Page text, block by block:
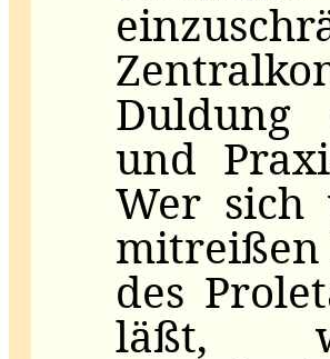
Duldung
und
Wer sich
mitreißen
des
läßt,